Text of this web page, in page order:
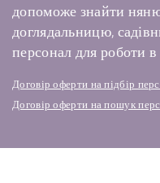
допоможе знайти
доглядальницю,
персонал для роботи в
Договір оферти на підбір
Договір оферти на пошук